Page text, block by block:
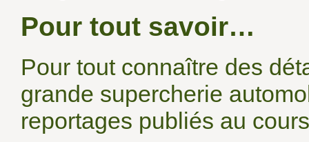
Pour tout savoir…
Pour tout connaître des
grande supercherie
reportages publiés au